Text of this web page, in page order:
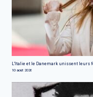
L'Italie et le Danemark unissent leurs
10 août 2026